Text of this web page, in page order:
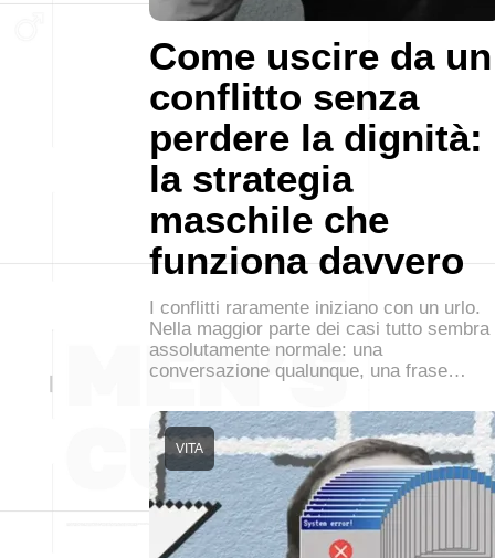
Come uscire da un
conflitto senza
perdere la dignità:
la strategia
maschile che
funziona davvero
I conflitti raramente iniziano con un urlo.
Nella maggior parte dei casi tutto sembra
assolutamente normale: una
conversazione qualunque, una frase…
VITA